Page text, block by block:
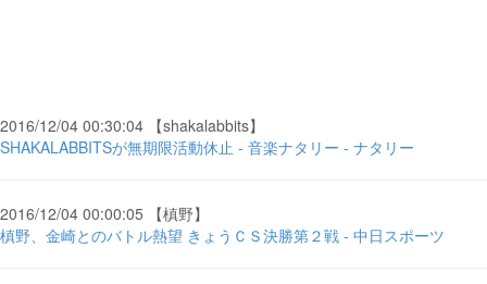
2016/12/04 00:30:04 【shakalabbits】
SHAKALABBITSが無期限活動休止 - 音楽ナタリー - ナタリー
2016/12/04 00:00:05 【槙野】
槙野、金崎とのバトル熱望 きょうＣＳ決勝第２戦 - 中日スポーツ